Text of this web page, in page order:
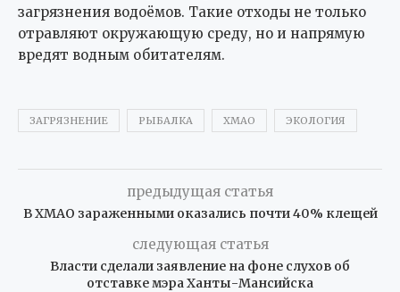
загрязнения водоёмов. Такие отходы не только
отравляют окружающую среду, но и напрямую
вредят водным обитателям.
ЗАГРЯЗНЕНИЕ РЫБАЛКА ХМАО ЭКОЛОГИЯ
предыдущая статья
В ХМАО зараженными оказались почти 40% клещей
следующая статья
Власти сделали заявление на фоне слухов об
отставке мэра Ханты-Мансийска